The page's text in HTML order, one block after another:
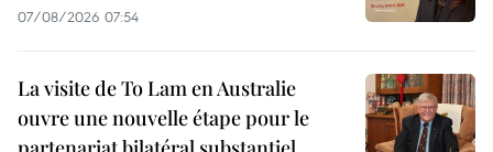
07/08/2026 07:54
La visite de To Lam en Australie
ouvre une nouvelle étape pour le